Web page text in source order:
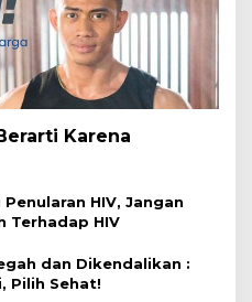
Karena
HIV, Jangan
Terhadap HIV
dan Dikendalikan :
Pilih Sehat!